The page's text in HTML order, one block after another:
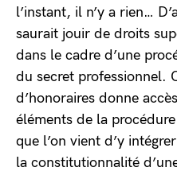
l’instant, il n’y a rien…
saurait jouir de droits
dans le cadre d’une
du secret professionnel.
d’honoraires donne
éléments de la
que l’on vient d’y
la constitutionnalité